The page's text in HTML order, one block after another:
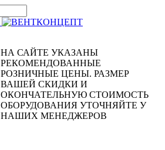
НА САЙТЕ УКАЗАНЫ
РЕКОМЕНДОВАННЫЕ
РОЗНИЧНЫЕ ЦЕНЫ. РАЗМЕР
ВАШЕЙ СКИДКИ И
ОКОНЧАТЕЛЬНУЮ СТОИМОСТЬ
ОБОРУДОВАНИЯ УТОЧНЯЙТЕ У
НАШИХ МЕНЕДЖЕРОВ